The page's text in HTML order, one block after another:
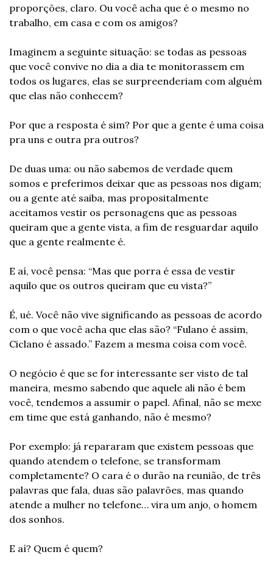
proporções, claro. Ou você acha que é o mesmo no
trabalho, em casa e com os amigos?
Imaginem a seguinte situação: se todas as pessoas
que você convive no dia a dia te monitorassem em
todos os lugares, elas se surpreenderiam com alguém
que elas não conhecem?
Por que a resposta é sim? Por que a gente é uma coisa
pra uns e outra pra outros?
De duas uma: ou não sabemos de verdade quem
somos e preferimos deixar que as pessoas nos digam;
ou a gente até saiba, mas propositalmente
aceitamos vestir os personagens que as pessoas
queiram que a gente vista, a fim de resguardar aquilo
que a gente realmente é.
E aí, você pensa: “Mas que porra é essa de vestir
aquilo que os outros queiram que eu vista?”
É, ué. Você não vive significando as pessoas de acordo
com o que você acha que elas são? “Fulano é assim,
Ciclano é assado.” Fazem a mesma coisa com você.
O negócio é que se for interessante ser visto de tal
maneira, mesmo sabendo que aquele ali não é bem
você, tendemos a assumir o papel. Afinal, não se mexe
em time que está ganhando, não é mesmo?
Por exemplo: já repararam que existem pessoas que
quando atendem o telefone, se transformam
completamente? O cara é o durão na reunião, de três
palavras que fala, duas são palavrões, mas quando
atende a mulher no telefone… vira um anjo, o homem
dos sonhos.
E aí? Quem é quem?